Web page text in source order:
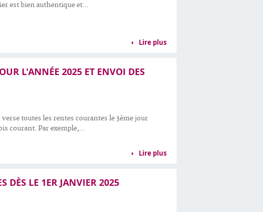
est bien authentique et...
Lire plus
L'ANNÉE 2025 ET ENVOI DES
verse toutes les rentes courantes le 3ème jour
courant. Par exemple,...
Lire plus
DÈS LE 1ER JANVIER 2025